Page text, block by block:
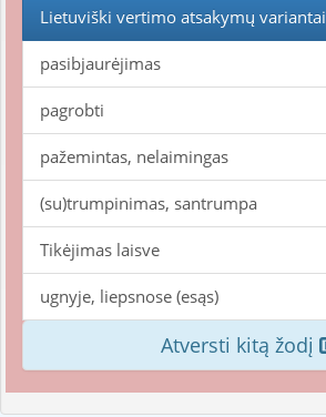
Lietuviški vertimo atsakymų variantai
pasibjaurėjimas
pagrobti
pažemintas, nelaimingas
(su)trumpinimas, santrumpa
Tikėjimas laisve
ugnyje, liepsnose (esąs)
Atversti kitą žodį